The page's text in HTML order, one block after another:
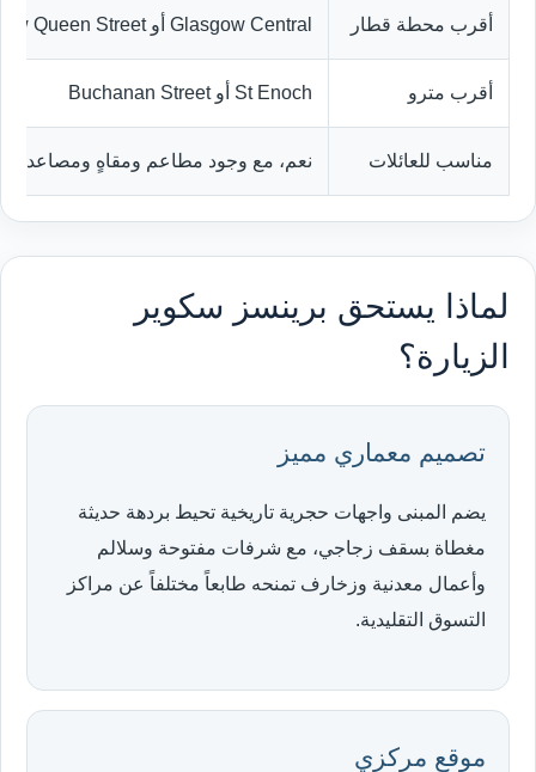
أقرب محطة قطار Glasgow Central أو Glasgow Queen Street
أقرب مترو St Enoch أو Buchanan Street
مناسب للعائلات نعم، مع وجود مطاعم ومقاهٍ ومصاعد
لماذا يستحق برينسز سكوير
الزيارة؟
تصميم معماري مميز
يضم المبنى واجهات حجرية تاريخية تحيط بردهة حديثة
مغطاة بسقف زجاجي، مع شرفات مفتوحة وسلالم
وأعمال معدنية وزخارف تمنحه طابعاً مختلفاً عن مراكز
التسوق التقليدية.
موقع مركزي